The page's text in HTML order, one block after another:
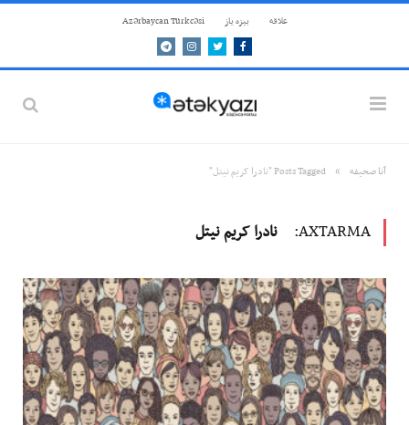
علاقه بيزه ياز Azərbaycan Türkcəsi
Facebook
Twitter
Instagram
Telegram
آنا صحيفه » Posts Tagged "نادرا کریم نیتل"
AXTARMA: نادرا کریم نیتل